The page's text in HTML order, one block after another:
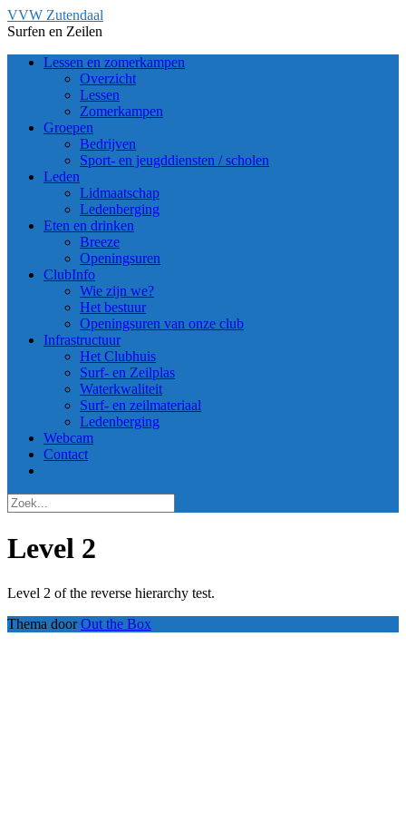
Ga
naar
inhoud
VVW Zutendaal
Surfen en Zeilen
Lessen en zomerkampen
Overzicht
Lessen
Zomerkampen
Groepen
Bedrijven
Sport- en jeugddiensten / scholen
Leden
Lidmaatschap
Ledenberging
Eten en drinken
Breeze
Openingsuren
ClubInfo
Wie zijn we?
Het bestuur
Openingsuren van onze club
Infrastructuur
Het Clubhuis
Surf- en Zeilplas
Waterkwaliteit
Surf- en zeilmateriaal
Ledenberging
Webcam
Contact
Level 2
Level 2 of the reverse hierarchy test.
Thema doorOut the Box